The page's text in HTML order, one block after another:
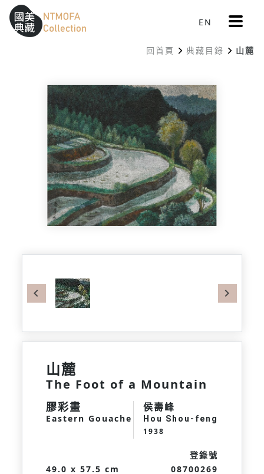
跳到中間主要內容區
網站導覽
::: EN 更
多
單
回首頁 典藏目錄 山麓
Previous
山麓
The Foot of a Mountain
膠彩畫
Eastern Gouache
侯壽峰
Hou Shou-feng
1938
49.0 x 57.5 cm
登錄號
08700269